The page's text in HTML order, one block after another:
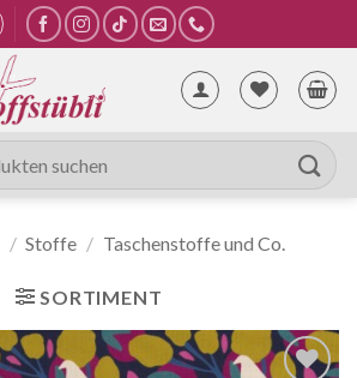
/ Stoffe / Taschenstoffe und Co.
SORTIMENT